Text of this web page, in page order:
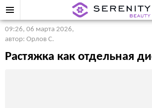
09:26, 06 марта 2026,
автор: Орлов С.
Растяжка как отдельная